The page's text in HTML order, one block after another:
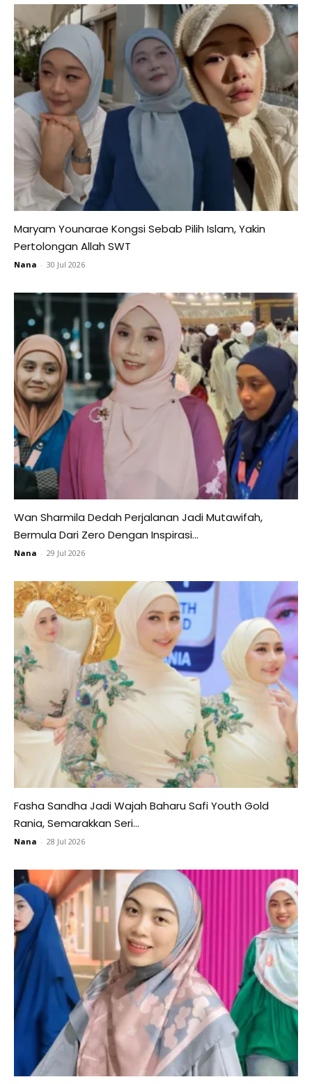
Maryam Younarae Kongsi Sebab Pilih Islam, Yakin
Pertolongan Allah SWT
Nana - 30 Jul 2026
Wan Sharmila Dedah Perjalanan Jadi Mutawifah,
Bermula Dari Zero Dengan Inspirasi...
Nana - 29 Jul 2026
Fasha Sandha Jadi Wajah Baharu Safi Youth Gold
Rania, Semarakkan Seri...
Nana - 28 Jul 2026